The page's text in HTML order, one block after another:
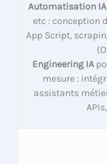
Automatisation IA
etc : conception
App Script,
Engineering IA
mesure :
assistants